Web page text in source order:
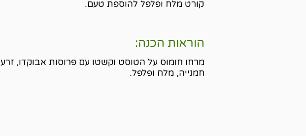
קורט מלח ופלפל להוספת טעם.
הוראות הכנה:
מרחו חומוס על הטוסט וקשטו עם פרוסות אבוקדו,
חמנייה, מלח ופלפל.